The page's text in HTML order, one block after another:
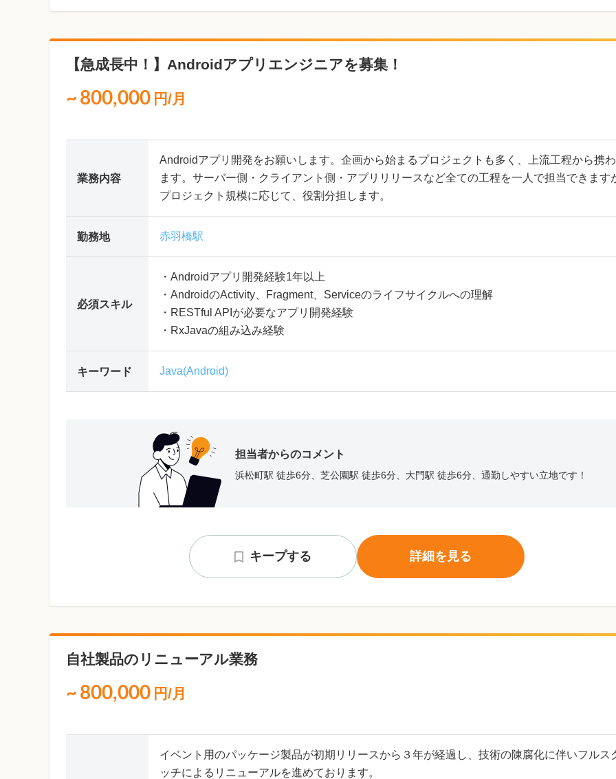
【急成長中！】Androidアプリエンジニアを募集！
~ 800,000 円/月
業務内容
Androidアプリ開発をお願いします。企画から始まるプロジェクトも多く、上流工程から携
ます。サーバー側・クライアント側・アプリリリースなど全ての工程を一人で担当できます
プロジェクト規模に応じて、役割分担します。
勤務地 赤羽橋駅
必須スキル
・Androidアプリ開発経験1年以上
・AndroidのActivity、Fragment、Serviceのライフサイクルへの理解
・RESTful APIが必要なアプリ開発経験
・RxJavaの組み込み経験
キーワード Java(Android)
担当者からのコメント
浜松町駅 徒歩6分、芝公園駅 徒歩6分、大門駅 徒歩6分、通勤しやすい立地です！
キープする 詳細を見る
自社製品のリニューアル業務
~ 800,000 円/月
イベント用のパッケージ製品が初期リリースから３年が経過し、技術の陳腐化に伴いフルス
ッチによるリニューアルを進めております。